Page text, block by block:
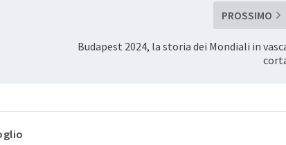
PROSSIMO
Budapest 2024, la storia dei Mondiali in